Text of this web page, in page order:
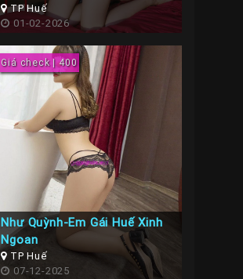
TP Huế
01-02-2026
Giá check | 400
Như Quỳnh-Em Gái Huế Xinh
Ngoan
TP Huế
07-12-2025